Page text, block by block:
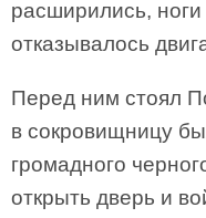
расширились,
отказывалось
Перед ним стоял
в сокровищницу
громадного
открыть дверь и